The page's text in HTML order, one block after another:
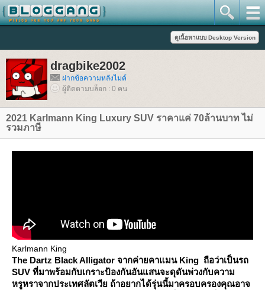
dragbike2002
ฝากข้อความหลังไมค์
ผู้ติดตามบล็อก : 0 คน
2021 Karlmann King Luxury SUV ราคาแค่ 70ล้านบาท ไม่
รวมภาษี
Karlmann King
The Dartz Black Alligator จากค่ายคาแมน King ถือว่าเป็นรถ
SUV ที่มาพร้อมกับเกราะป้องกันอันแสนจะดุดันพ่วงกับความ
หรูหราจากประเทศลัตเวีย ถ้าอยากได้รุ่นนี้มาครอบครองคุณอาจ